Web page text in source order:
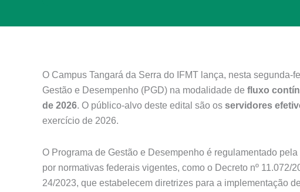
O Campus Tangará da Serra do IFMT lança, nesta segunda-
Gestão e Desempenho (PGD) na modalidade de fluxo
de 2026. O público-alvo deste edital são os servidores
exercício de 2026.
O Programa de Gestão e Desempenho é regulamentado pela
por normativas federais vigentes, como o Decreto nº 11.072/
24/2023, que estabelecem diretrizes para a implementação